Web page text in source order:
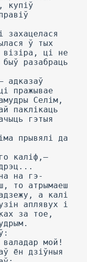
купіў
захацелася
ў тых
візіра, ці не
разабраць
адказаў
пражывае
Селім,
паклікаць
гэтыя
прывялі да
каліф,—
на гэ-
то атрымаеш
а калі
аплявух і
за тое,
мой!
ён дзіўныя